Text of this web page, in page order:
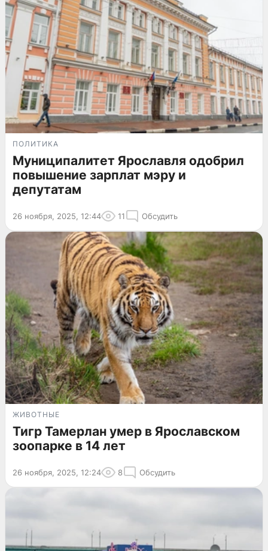
ПОЛИТИКА
Муниципалитет Ярославля одобрил
повышение зарплат мэру и
депутатам
26 ноября, 2025, 12:44 11 Обсудить
ЖИВОТНЫЕ
Тигр Тамерлан умер в Ярославском
зоопарке в 14 лет
26 ноября, 2025, 12:24 8 Обсудить